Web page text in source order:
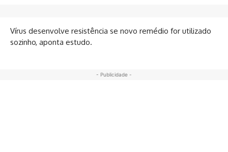
Vírus desenvolve resistência se novo remédio for utilizado
sozinho, aponta estudo.
- Publicidade -